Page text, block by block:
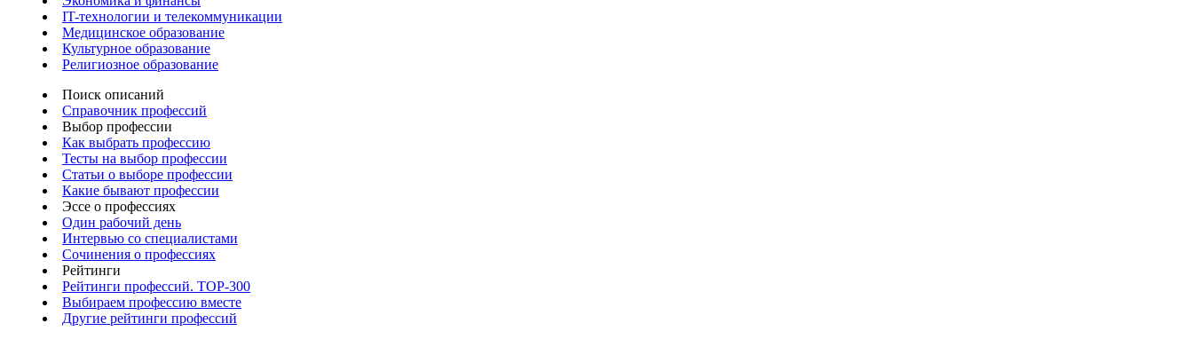
IT-технологии и телекоммуникации
Медицинское образование
Культурное образование
Религиозное образование
Поиск описаний
Справочник профессий
Выбор профессии
Как выбрать профессию
Тесты на выбор профессии
Статьи о выборе профессии
Какие бывают профессии
Эссе о профессиях
Один рабочий день
Интервью со специалистами
Сочинения о профессиях
Рейтинги
Рейтинги профессий. TOP-300
Выбираем профессию вместе
Другие рейтинги профессий